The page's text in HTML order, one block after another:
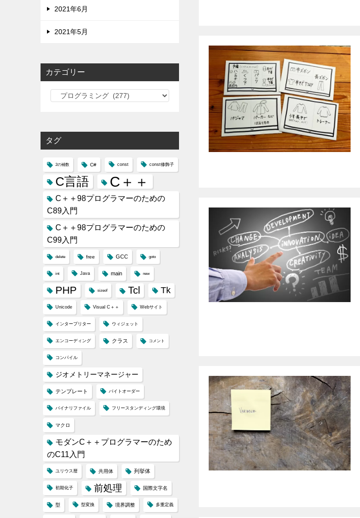
2021年6月
2021年5月
カテゴリー
リ
ー
タグ
2の補数 C# const const修飾子
C言語 C＋＋
C＋＋98プログラマーのための
C89入門
C＋＋98プログラマーのための
C99入門
delete free GCC goto
int Java main new
PHP sizeof Tcl Tk
Unicode Visual C＋＋ Webサイト
インタープリター ウィジェット
エンコーディング クラス コメント
コンパイル
ジオメトリーマネージャー
テンプレート バイトオーダー
バイナリファイル フリースタンディング環境
マクロ
モダンC＋＋プログラマーのため
のC11入門
ユリウス暦 共用体 列挙体
初期化子 前処理 国際文字名
型 型変換 境界調整 多重定義